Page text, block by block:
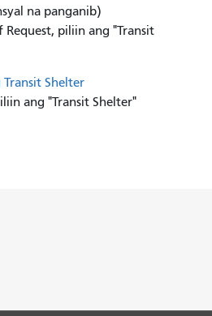
na panganib)
Request, piliin ang "Transit
Shelter
ang "Transit Shelter"